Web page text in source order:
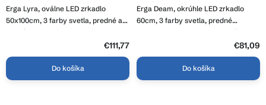
Erga Lyra, oválne LED zrkadlo
50x100cm, 3 farby svetla, predné a
zadné osvetlenie, vyhrievacia
podložka proti zapareniu, ERG-V01-
LYRA-5010-CL
produktu
je
€111,77
Do košíka
Erga Deam, okrúhle LED zrkadlo
60cm, 3 farby svetla, predné
osvetlenie, vyhrievacia podložka
proti zapareniu, ERG-V01-Deam-
6060-CL
produktu
je
€81,09
Do košíka